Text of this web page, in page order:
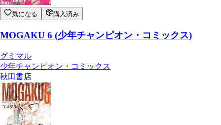
気になる 購入済み
MOGAKU 6 (少年チャンピオン・コミックス)
グミマル
少年チャンピオン・コミックス
秋田書店